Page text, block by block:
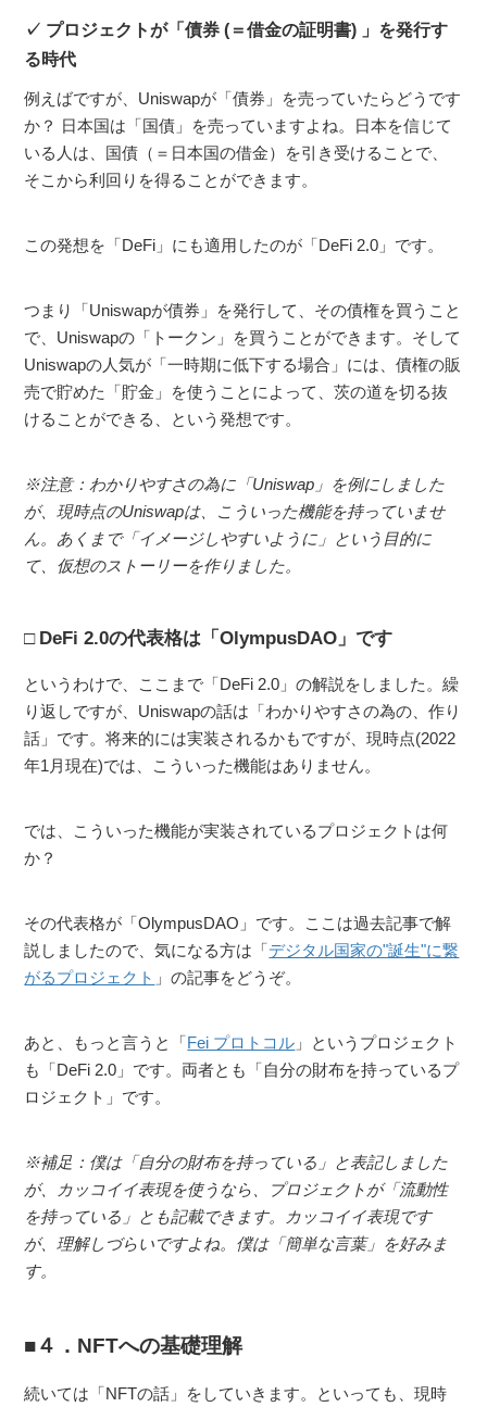
プロジェクトが「債券 (＝借金の証明書) 」を発行す
る時代
例えばですが、Uniswapが「債券」を売っていたらどうです
か？ 日本国は「国債」を売っていますよね。日本を信じて
いる人は、国債（＝日本国の借金）を引き受けることで、
そこから利回りを得ることができます。
この発想を「DeFi」にも適用したのが「DeFi 2.0」です。
つまり「Uniswapが債券」を発行して、その債権を買うこと
で、Uniswapの「トークン」を買うことができます。そして
Uniswapの人気が「一時期に低下する場合」には、債権の販
売で貯めた「貯金」を使うことによって、茨の道を切る抜
けることができる、という発想です。
※注意：わかりやすさの為に「Uniswap」を例にしました
が、現時点のUniswapは、こういった機能を持っていませ
ん。あくまで「イメージしやすいように」という目的に
て、仮想のストーリーを作りました。
DeFi 2.0の代表格は「OlympusDAO」です
というわけで、ここまで「DeFi 2.0」の解説をしました。繰
り返しですが、Uniswapの話は「わかりやすさの為の、作り
話」です。将来的には実装されるかもですが、現時点(2022
年1月現在)では、こういった機能はありません。
では、こういった機能が実装されているプロジェクトは何
か？
その代表格が「OlympusDAO」です。ここは過去記事で解
説しましたので、気になる方は「デジタル国家の"誕生"に繋
がるプロジェクト 」の記事をどうぞ。
あと、もっと言うと「Fei プロトコル 」というプロジェクト
も「DeFi 2.0」です。両者とも「自分の財布を持っているプ
ロジェクト」です。
※補足：僕は「自分の財布を持っている」と表記しました
が、カッコイイ表現を使うなら、プロジェクトが「流動性
を持っている」とも記載できます。カッコイイ表現です
が、理解しづらいですよね。僕は「簡単な言葉」を好みま
す。
４．NFTへの基礎理解
続いては「NFTの話」をしていきます。といっても、現時